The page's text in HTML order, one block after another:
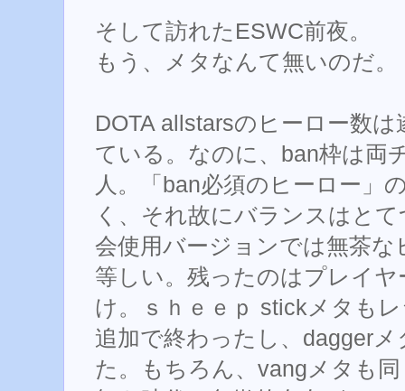
そして訪れたESWC前夜。
もう、メタなんて無いのだ。
DOTA allstarsのヒーロー数
ている。なのに、ban枠は両
人。「ban必須のヒーロー」
く、それ故にバランスはと
会使用バージョンでは無茶
等しい。残ったのはプレイ
け。ｓｈｅｅｐ stickメタも
追加で終わったし、dagger
た。もちろん、vangメタも